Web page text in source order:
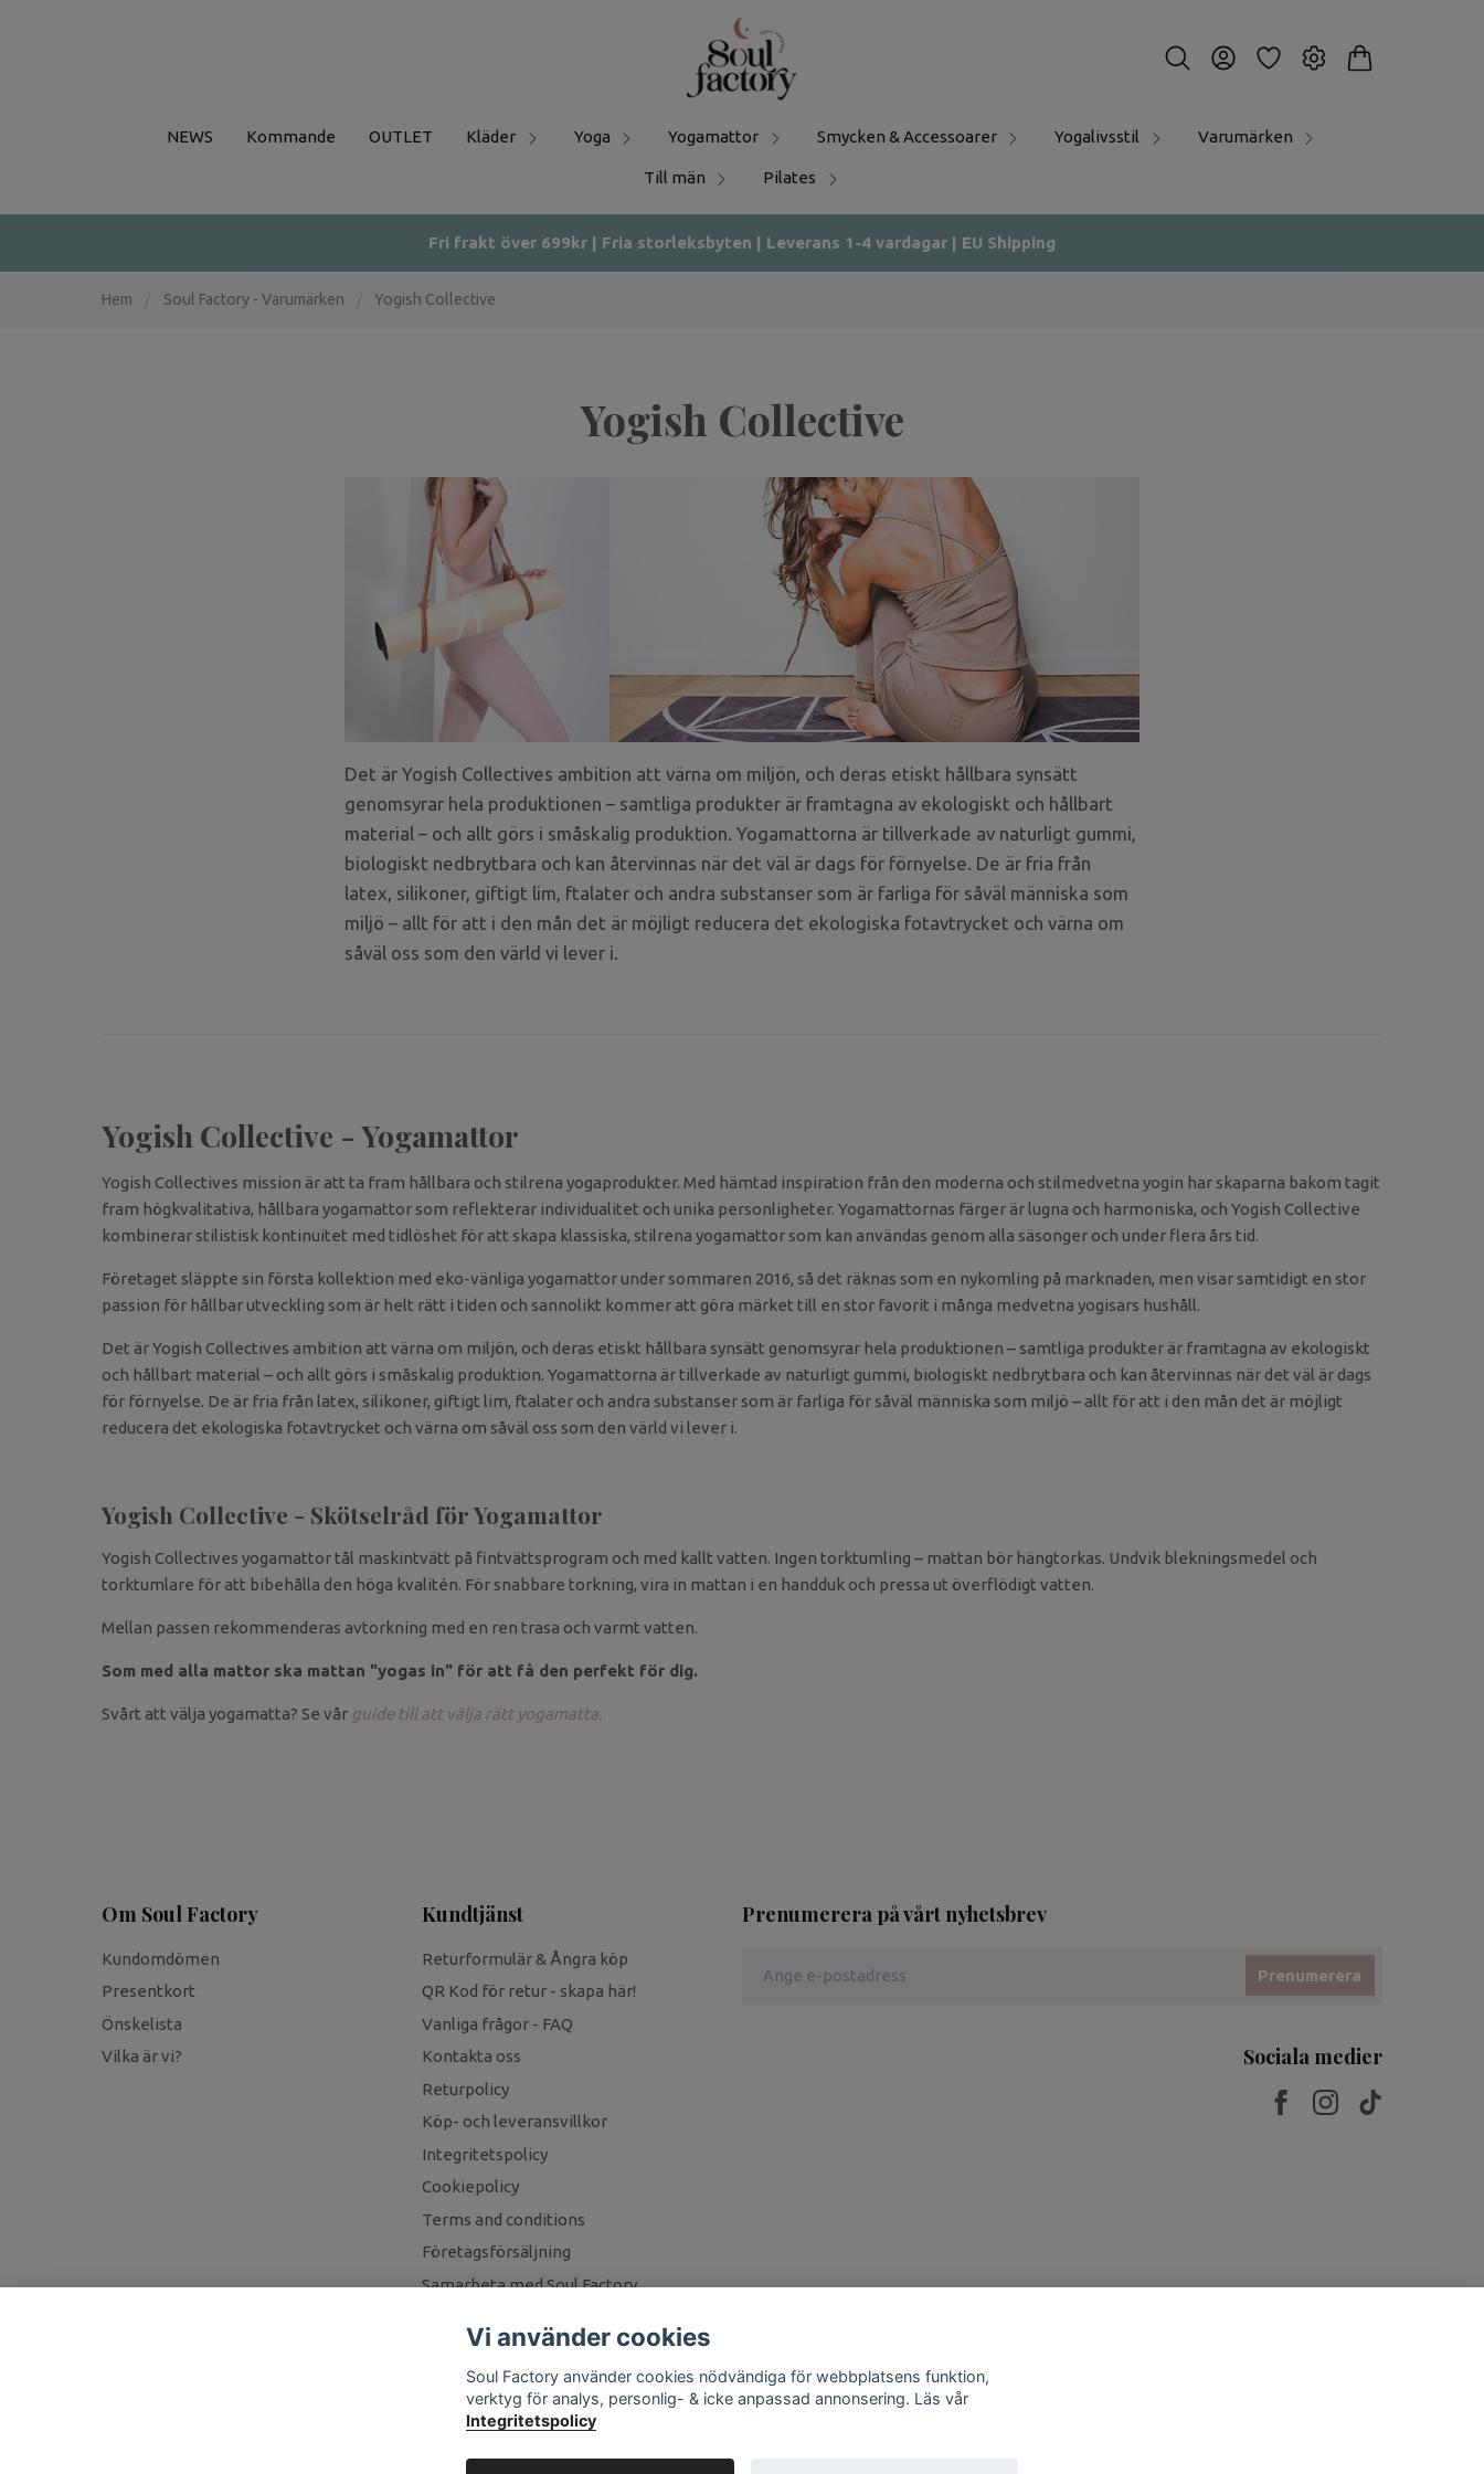
NEWS Kommande OUTLET Kläder Yoga Yogamattor Smycken & Accessoarer Yogalivsstil Varumärken
Till män Pilates
Fri frakt över 699kr | Fria storleksbyten | Leverans 1-4 vardagar | EU Shipping
Hem Soul Factory - Varumärken Yogish Collective
Yogish Collective
Det är Yogish Collectives ambition att värna om miljön, och deras etiskt hållbara synsätt
genomsyrar hela produktionen – samtliga produkter är framtagna av ekologiskt och hållbart
material – och allt görs i småskalig produktion. Yogamattorna är tillverkade av naturligt gummi,
biologiskt nedbrytbara och kan återvinnas när det väl är dags för förnyelse. De är fria från
latex, silikoner, giftigt lim, ftalater och andra substanser som är farliga för såväl människa som
miljö – allt för att i den mån det är möjligt reducera det ekologiska fotavtrycket och värna om
såväl oss som den värld vi lever i.
Yogish Collective - Yogamattor
Yogish Collectives mission är att ta fram hållbara och stilrena yogaprodukter. Med hämtad inspiration från den moderna och stilmedvetna yogin har skaparna bakom tagit
fram högkvalitativa, hållbara yogamattor som reflekterar individualitet och unika personligheter. Yogamattornas färger är lugna och harmoniska, och Yogish Collective
kombinerar stilistisk kontinuitet med tidlöshet för att skapa klassiska, stilrena yogamattor som kan användas genom alla säsonger och under flera års tid.
Företaget släppte sin första kollektion med eko-vänliga yogamattor under sommaren 2016, så det räknas som en nykomling på marknaden, men visar samtidigt en stor
passion för hållbar utveckling som är helt rätt i tiden och sannolikt kommer att göra märket till en stor favorit i många medvetna yogisars hushåll.
Det är Yogish Collectives ambition att värna om miljön, och deras etiskt hållbara synsätt genomsyrar hela produktionen – samtliga produkter är framtagna av ekologiskt
och hållbart material – och allt görs i småskalig produktion. Yogamattorna är tillverkade av naturligt gummi, biologiskt nedbrytbara och kan återvinnas när det väl är dags
för förnyelse. De är fria från latex, silikoner, giftigt lim, ftalater och andra substanser som är farliga för såväl människa som miljö – allt för att i den mån det är möjligt
reducera det ekologiska fotavtrycket och värna om såväl oss som den värld vi lever i.
Yogish Collective - Skötselråd för Yogamattor
Yogish Collectives yogamattor tål maskintvätt på fintvättsprogram och med kallt vatten. Ingen torktumling – mattan bör hängtorkas. Undvik blekningsmedel och
torktumlare för att bibehålla den höga kvalitén. För snabbare torkning, vira in mattan i en handduk och pressa ut överflödigt vatten.
Mellan passen rekommenderas avtorkning med en ren trasa och varmt vatten.
Som med alla mattor ska mattan "yogas in" för att få den perfekt för dig.
Svårt att välja yogamatta? Se vår guide till att välja rätt yogamatta.
Om Soul Factory
Kundomdömen
Presentkort
Önskelista
Vilka är vi?
Kundtjänst
Returformulär & Ångra köp
QR Kod för retur - skapa här!
Vanliga frågor - FAQ
Kontakta oss
Returpolicy
Köp- och leveransvillkor
Integritetspolicy
Cookiepolicy
Terms and conditions
Företagsförsäljning
Samarbeta med Soul Factory
Prenumerera på vårt nyhetsbrev
Prenumerera
Sociala medier
Vi använder cookies
Soul Factory använder cookies nödvändiga för webbplatsens funktion,
verktyg för analys, personlig- & icke anpassad annonsering. Läs vår
Integritetspolicy